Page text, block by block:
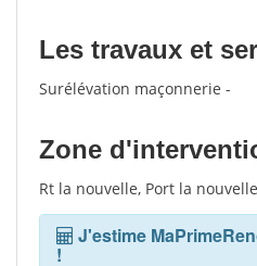
Les travaux et
Surélévation maçonnerie -
Zone
Rt la nouvelle, Port la